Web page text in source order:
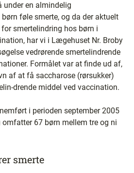
under en almindelig
føle smerte, og da der aktuelt
smertelindring hos børn i
har vi i Lægehuset Nr. Broby
vedrørende smertelindrende
Formålet var at finde ud af,
af at få saccharose (rørsukker)
drende middel ved vaccination.
i perioden september 2005
67 børn mellem tre og ni
smerte